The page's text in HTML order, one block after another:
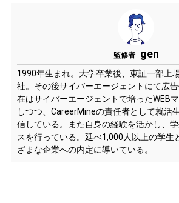
監修者 gen
1990年生まれ。大学卒業後、東証一部上
社。その後サイバーエージェントにて広
在はサイバーエージェントで培ったWEB
しつつ、CareerMineの責任者として就活
信している。また自身の経験を活かし、
スを行っている。延べ1,000人以上の学生
ざまな企業への内定に導いている。